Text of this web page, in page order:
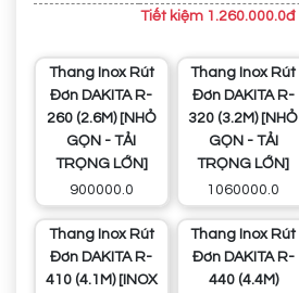
Tiết kiệm 1.260.000.0đ
Thang Inox Rút
Đơn DAKITA R-
260 (2.6M) [NHỎ
GỌN - TẢI
TRỌNG LỚN]
900000.0
Thang Inox Rút
Đơn DAKITA R-
320 (3.2M) [NHỎ
GỌN - TẢI
TRỌNG LỚN]
1060000.0
Thang Inox Rút
Đơn DAKITA R-
410 (4.1M) [INOX
Thang Inox Rút
Đơn DAKITA R-
440 (4.4M)